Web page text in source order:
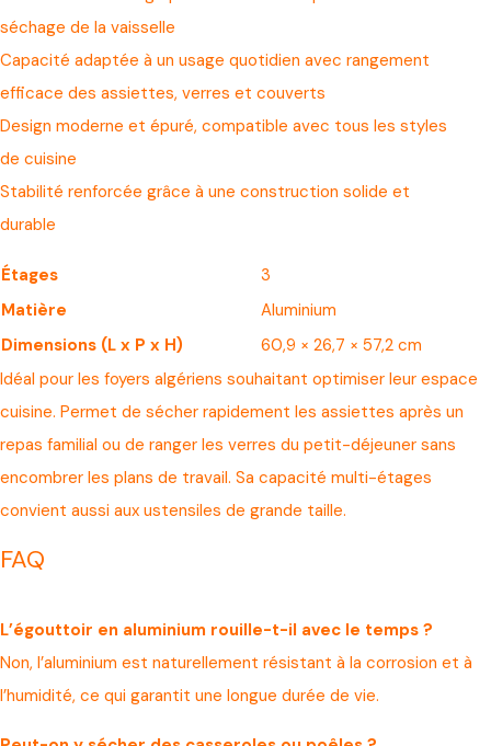
séchage de la vaisselle
Capacité adaptée à un usage quotidien avec rangement
efficace des assiettes, verres et couverts
Design moderne et épuré, compatible avec tous les styles
de cuisine
Stabilité renforcée grâce à une construction solide et
durable
Étages
3
Matière
Aluminium
Dimensions (L x P x H)
60,9 × 26,7 × 57,2 cm
Idéal pour les foyers algériens souhaitant optimiser leur espace
cuisine. Permet de sécher rapidement les assiettes après un
repas familial ou de ranger les verres du petit-déjeuner sans
encombrer les plans de travail. Sa capacité multi-étages
convient aussi aux ustensiles de grande taille.
FAQ
L’égouttoir en aluminium rouille-t-il avec le temps ?
Non, l’aluminium est naturellement résistant à la corrosion et à
l’humidité, ce qui garantit une longue durée de vie.